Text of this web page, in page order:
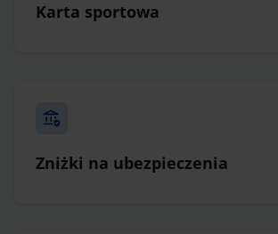
Karta sportowa
Zniżki na ubezpieczenia